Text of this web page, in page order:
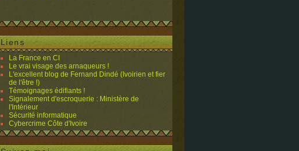
Liens
La France en CI
Le vrai visage des arnaqueurs !
L'excellent blog de Fernand Dindé (Ivoirien et fier
de l'être !)
Témoignages édifiants !
Signalement d'escroquerie : Ministère de
l'Intérieur
Sécurité informatique
Cybercrime Côte d'Ivoire